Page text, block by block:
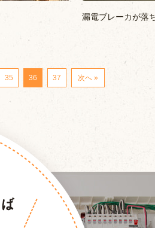
漏電ブレーカが落
35 36 37 次へ »